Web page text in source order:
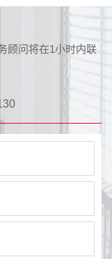
顾问将在1小时内联